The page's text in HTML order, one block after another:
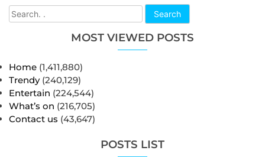
Search
MOST VIEWED POSTS
Home (1,411,880)
Trendy (240,129)
Entertain (224,544)
What’s on (216,705)
Contact us (43,647)
POSTS LIST